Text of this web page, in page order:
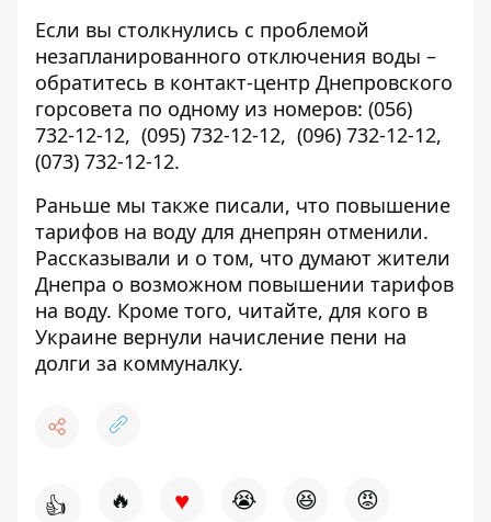
Если вы столкнулись с проблемой
незапланированного отключения воды –
обратитесь в контакт-центр Днепровского
горсовета по одному из номеров: (056)
732-12-12, (095) 732-12-12, (096) 732-12-12,
(073) 732-12-12.
Раньше мы также писали, что повышение
тарифов на воду для днепрян отменили.
Рассказывали и о том, что думают жители
Днепра о возможном повышении тарифов
на воду. Кроме того, читайте, для кого в
Украине вернули начисление пени на
долги за коммуналку.
👍 🔥 ♥ 😭 😆 😡